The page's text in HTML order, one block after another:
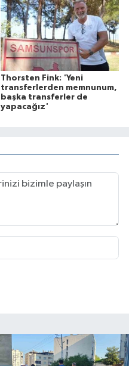
Thorsten Fink: 'Yeni
transferlerden memnunum,
başka transferler de
yapacağız'